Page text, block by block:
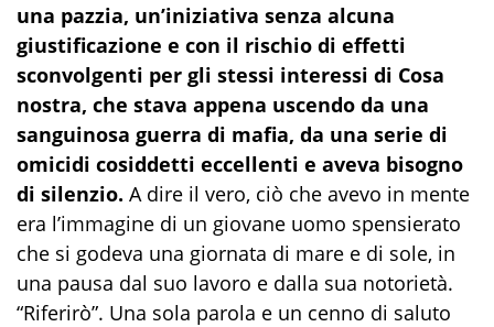
una pazzia, un’iniziativa senza alcuna
giustificazione e con il rischio di effetti
sconvolgenti per gli stessi interessi di Cosa
nostra, che stava appena uscendo da una
sanguinosa guerra di mafia, da una serie di
omicidi cosiddetti eccellenti e aveva bisogno
di silenzio. A dire il vero, ciò che avevo in mente
era l’immagine di un giovane uomo spensierato
che si godeva una giornata di mare e di sole, in
una pausa dal suo lavoro e dalla sua notorietà.
“Riferirò”. Una sola parola e un cenno di saluto